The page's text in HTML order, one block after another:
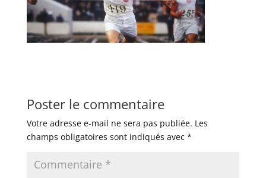
Poster le commentaire
Votre adresse e-mail ne sera pas publiée. Les
champs obligatoires sont indiqués avec *